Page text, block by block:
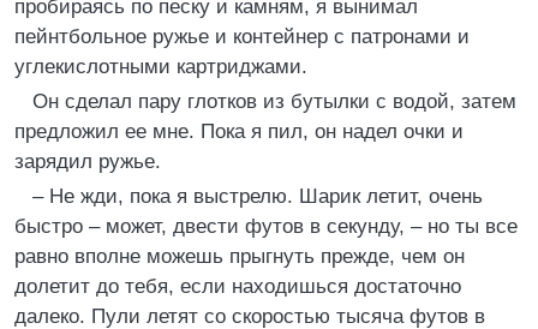
пробираясь по песку и камням, я вынимал
пейнтбольное ружье и контейнер с патронами и
углекислотными картриджами.
Он сделал пару глотков из бутылки с водой, затем
предложил ее мне. Пока я пил, он надел очки и
зарядил ружье.
– Не жди, пока я выстрелю. Шарик летит, очень
быстро – может, двести футов в секунду, – но ты все
равно вполне можешь прыгнуть прежде, чем он
долетит до тебя, если находишься достаточно
далеко. Пули летят со скоростью тысяча футов в